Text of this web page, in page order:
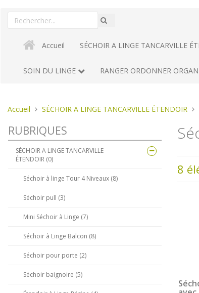
Rechercher
un
Accueil SÉCHOIR A LINGE TANCARVILLE
SOIN DU LINGE RANGER ORDONNER
Vous
ici :
Accueil SÉCHOIR A LINGE TANCARVILLE ÉTENDOIR
8
RUBRIQUES
SÉCHOIR A LINGE TANCARVILLE
ÉTENDOIR (0)
Séchoir à linge Tour 4 Niveaux (8)
Séchoir pull (3)
Mini Séchoir à Linge (7)
Séchoir à Linge Balcon (8)
Séchoir pour porte (2)
Séchoir baignoire (5)